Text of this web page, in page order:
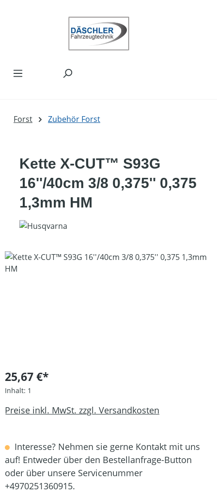
Forst Zubehör Forst
Kette X-CUT™ S93G
16''/40cm 3/8 0,375'' 0,375
1,3mm HM
Bildergalerie überspringen
25,67 €*
Inhalt: 1
Preise inkl. MwSt. zzgl. Versandkosten
Interesse? Nehmen sie gerne Kontakt mit uns
auf! Entweder über den Bestellanfrage-Button
oder über unsere Servicenummer
+4970251360915.